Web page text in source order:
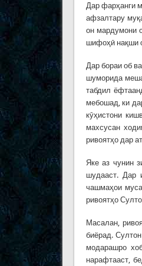
Дар фарҳанги
афзалтару
он мардумони
шифоҳӣ нақши
Дар бораи об
шуморида
табдил
мебошад, ки
кӯҳистони
махсусан
ривоятҳо дар
Яке аз чунин
шудааст. Дар
чашмаҳои
ривоятҳо
Масалан,
биёрад.
модарашро
нарафтааст,